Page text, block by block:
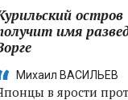
остров
имя
Михаил ВАСИЛЬЕВ
в ярости